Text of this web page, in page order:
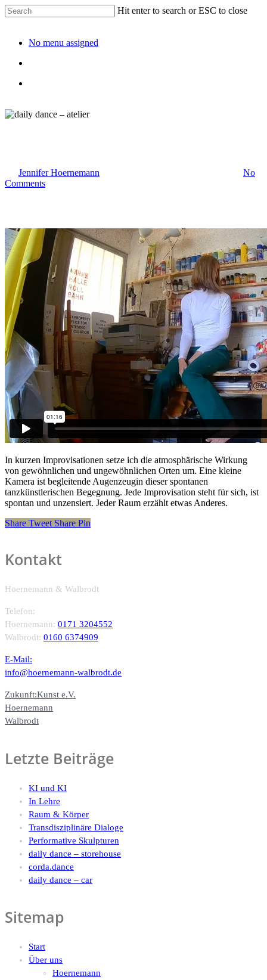
Hit enter to search or ESC to close
No menu assigned
Jennifer Hoernemann
No
Comments
In kurzen Improvisationen setze ich die atmosphärische Wirkung
von gewöhnlichen und ungewöhnlichen Orten um. Eine kleine
Kamera ist begleitende Augenzeugin dieser spontanen
tanzkünstlerischen Begegnung. Jede Improvisation steht für sich, ist
spontan und unzensiert. Jeder Raum erzählt etwas Anderes.
Share Tweet Share Pin
Kontakt
Hoernemann & Walbrodt
Telefon:
Hoernemann: 0171 3204552
Walbrodt: 0160 6374909
E-Mail:
info@hoernemann-walbrodt.de
Zukunft:Kunst e.V.
Hoernemann
Walbrodt
Letzte Beiträge
KI und KI
In Lehre
Raum & Körper
Transdisziplinäre Dialoge
Performative Skulpturen
daily dance – storehouse
corda.dance
daily dance – car
Sitemap
Start
Über uns
Hoernemann